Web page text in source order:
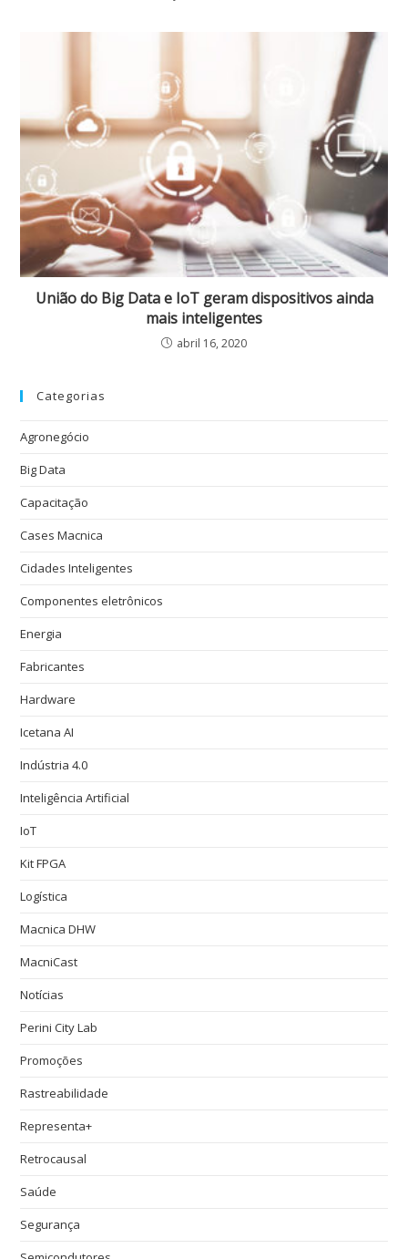
União do Big Data e IoT geram dispositivos ainda
mais inteligentes
abril 16, 2020
Categorias
Agronegócio
Big Data
Capacitação
Cases Macnica
Cidades Inteligentes
Componentes eletrônicos
Energia
Fabricantes
Hardware
Icetana AI
Indústria 4.0
Inteligência Artificial
IoT
Kit FPGA
Logística
Macnica DHW
MacniCast
Notícias
Perini City Lab
Promoções
Rastreabilidade
Representa+
Retrocausal
Saúde
Segurança